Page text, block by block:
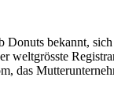
bekannt,
weltgrösste
das